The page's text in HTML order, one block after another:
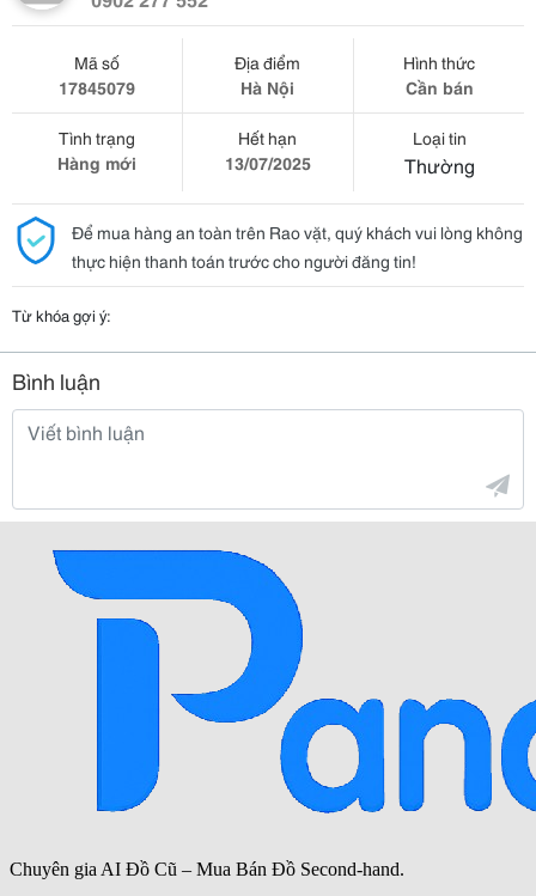
Mã số
17845079
Địa điểm
Hà Nội
Hình thức
Cần bán
Tình trạng
Hàng mới
Hết hạn
13/07/2025
Loại tin
Thường
Để mua hàng an toàn trên Rao vặt, quý khách vui lòng không
thực hiện thanh toán trước cho người đăng tin!
Từ khóa gợi ý:
Bình luận